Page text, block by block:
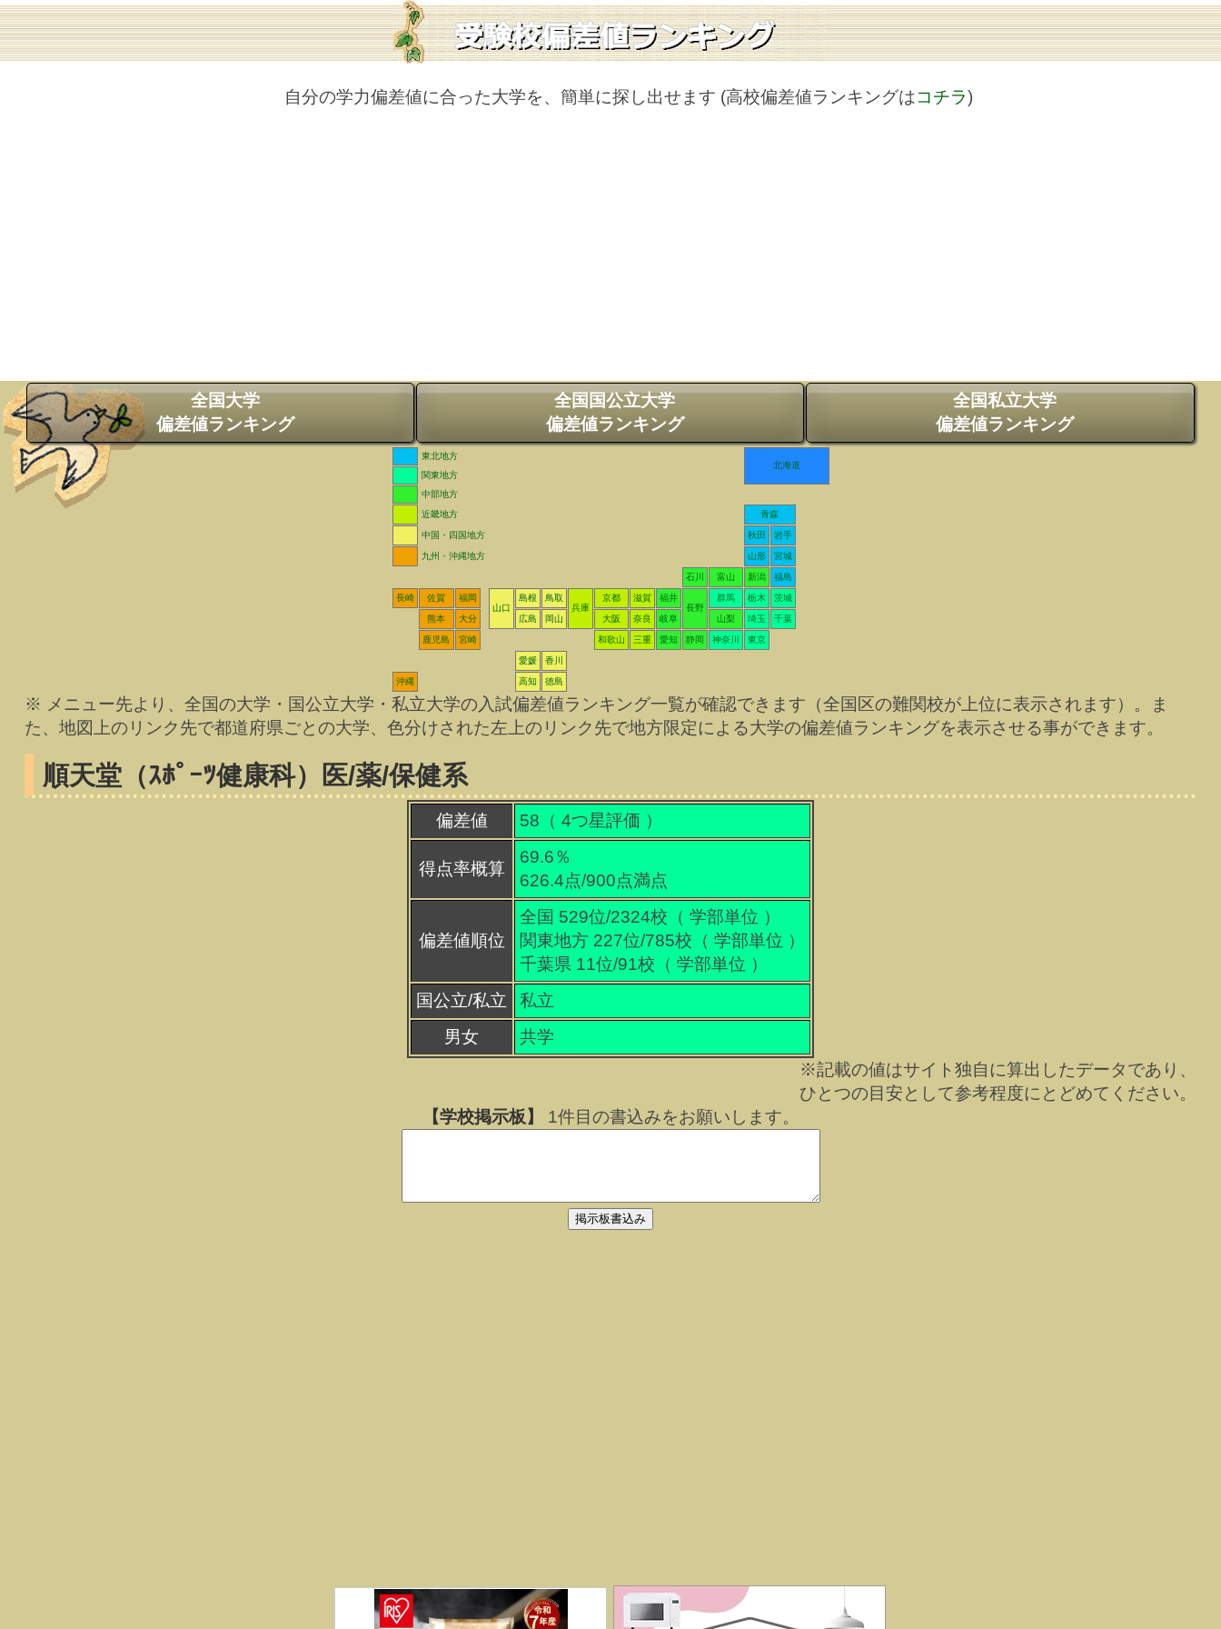
自分の学力偏差値に合った大学を、簡単に探し出せます (高校偏差値ランキングはコチラ)
全国大学
偏差値ランキング
全国国公立大学
偏差値ランキング
全国私立大学
偏差値ランキング
東北地方
北海道
関東地方
中部地方
近畿地方
青森
中国・四国地方 秋田 岩手
九州・沖縄地方 山形 宮城
石川 富山 新潟 福島
長崎 佐賀
福岡
山口
島根
鳥取
兵庫
京都 滋賀
福井
長野
群馬 栃木 茨城
熊本 大分 広島 岡山 大阪 奈良 岐阜 山梨 埼玉 千葉
鹿児島 宮崎 和歌山 三重 愛知 静岡 神奈川 東京
愛媛 香川
沖縄 高知 徳島
※ メニュー先より、全国の大学・国公立大学・私立大学の入試偏差値ランキング一覧が確認できます（全国区の難関校が上位に表示されます）。ま
た、地図上のリンク先で都道府県ごとの大学、色分けされた左上のリンク先で地方限定による大学の偏差値ランキングを表示させる事ができます。
順天堂（ｽﾎﾟｰﾂ健康科） 医/薬/保健系
偏差値 58（ 4つ星評価 ）
得点率概算
69.6％
626.4点/900点満点
偏差値順位
全国 529位/2324校（ 学部単位 ）
関東地方 227位/785校（ 学部単位 ）
千葉県 11位/91校（ 学部単位 ）
国公立/私立
私立
男女
共学
※記載の値はサイト独自に算出したデータであり、
ひとつの目安として参考程度にとどめてください。
【学校掲示板】
1件目の書込みをお願いします。